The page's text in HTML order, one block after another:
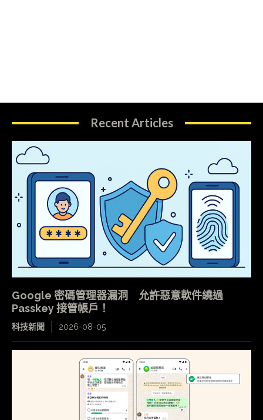
Recent Articles
Google 密碼管理器漏洞 允許惡意軟件繞過
Passkey 接管帳戶！
科技新聞 2026-08-05